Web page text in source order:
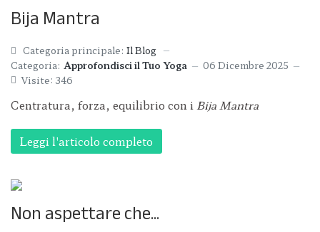
Bija Mantra
Categoria principale: Il Blog
Categoria: Approfondisci il Tuo Yoga
06 Dicembre 2025
Visite: 346
Centratura, forza, equilibrio con i Bija Mantra
Leggi l'articolo completo
Non aspettare che...